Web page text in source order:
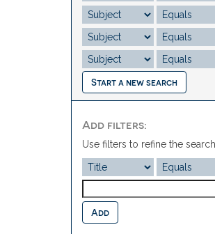
Start a new search
Add filters:
Use filters to refine the